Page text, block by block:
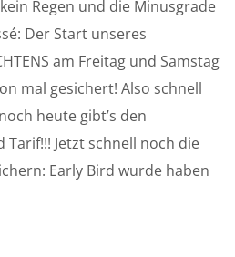
Regen und die Minusgrade
Der Start unseres
am Freitag und Samstag
mal gesichert! Also schnell
heute gibt’s den
Jetzt schnell noch die
Early Bird wurde haben